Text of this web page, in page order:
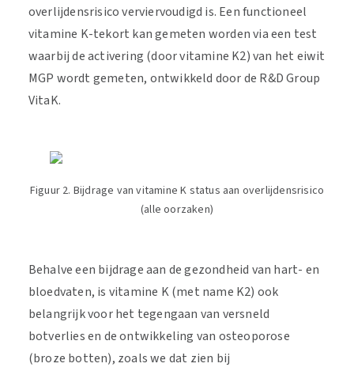
overlijdensrisico verviervoudigd is. Een functioneel
vitamine K-tekort kan gemeten worden via een test
waarbij de activering (door vitamine K2) van het eiwit
MGP wordt gemeten, ontwikkeld door de R&D Group
VitaK.
Figuur 2. Bijdrage van vitamine K status aan overlijdensrisico
(alle oorzaken)
Behalve een bijdrage aan de gezondheid van hart- en
bloedvaten, is vitamine K (met name K2) ook
belangrijk voor het tegengaan van versneld
botverlies en de ontwikkeling van osteoporose
(broze botten), zoals we dat zien bij